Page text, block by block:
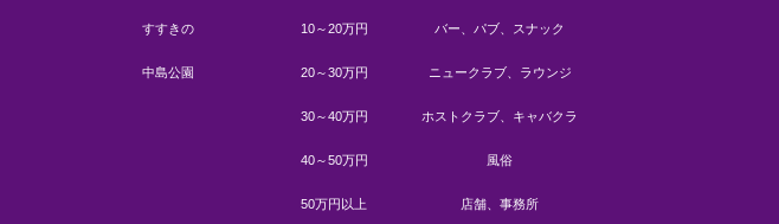
すすきの
中島公園
10～20万円
20～30万円
30～40万円
40～50万円
50万円以上
バー、パブ、スナック
ニュークラブ、ラウンジ
ホストクラブ、キャバクラ
風俗
店舗、事務所